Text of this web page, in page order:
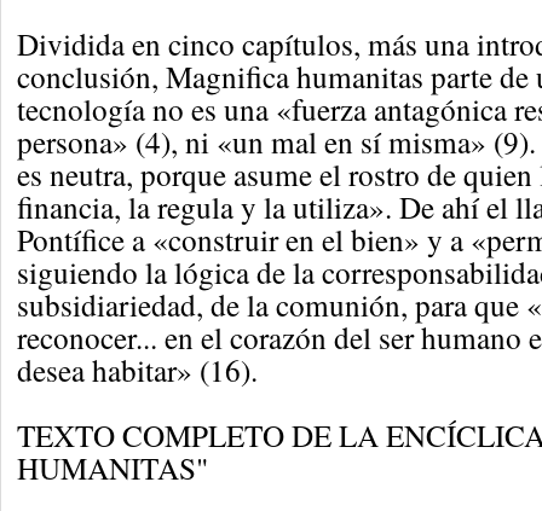
Dividida en cinco capítulos, más una
conclusión, Magnifica humanitas parte de
tecnología no es una «fuerza antagónica
persona» (4), ni «un mal en sí misma»
es neutra, porque asume el rostro de
financia, la regula y la utiliza». De ahí el
Pontífice a «construir en el bien» y a
siguiendo la lógica de la
subsidiariedad, de la comunión, para que
reconocer... en el corazón del ser humano
desea habitar» (16).
TEXTO COMPLETO DE LA
HUMANITAS"